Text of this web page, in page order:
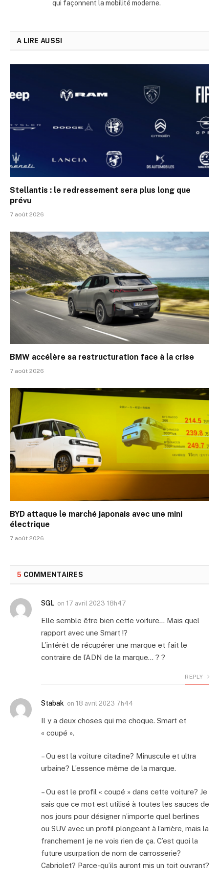
qui façonnent la mobilité moderne.
A LIRE AUSSI
Stellantis : le redressement sera plus long que
prévu
7 août 2026
BMW accélère sa restructuration face à la crise
7 août 2026
BYD attaque le marché japonais avec une mini
électrique
7 août 2026
5 COMMENTAIRES
SGL on 17 avril 2023 18h47
Elle semble être bien cette voiture… Mais quel
rapport avec une Smart !?
L’intérêt de récupérer une marque et fait le
contraire de l’ADN de la marque… ? ?
REPLY
Stabak on 18 avril 2023 7h44
Il y a deux choses qui me choque. Smart et
« coupé ».
– Ou est la voiture citadine? Minuscule et ultra
urbaine? L’essence même de la marque.
– Ou est le profil « coupé » dans cette voiture? Je
sais que ce mot est utilisé à toutes les sauces de
nos jours pour désigner n’importe quel berlines
ou SUV avec un profil plongeant à l’arrière, mais la
franchement je ne vois rien de ça. C’est quoi la
future usurpation de nom de carrosserie?
Cabriolet? Parce-qu’ils auront mis un toit ouvrant?